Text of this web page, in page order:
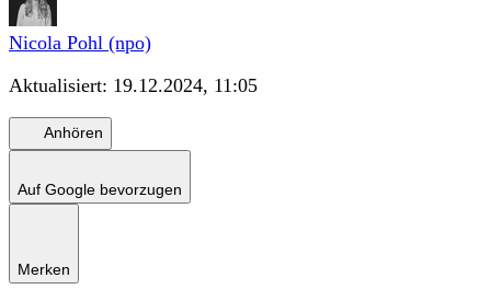
Nicola Pohl (npo)
Aktualisiert: 19.12.2024, 11:05
Anhören
Auf Google bevorzugen
Merken